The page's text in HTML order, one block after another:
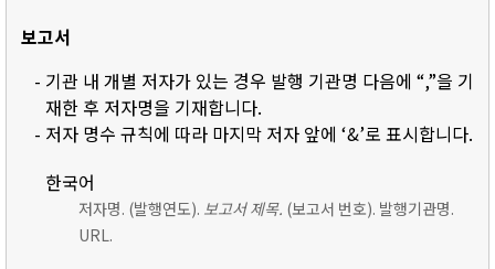
보고서
- 기관 내 개별 저자가 있는 경우 발행 기관명 다음에 “,”을 기
재한 후 저자명을 기재합니다.
- 저자 명수 규칙에 따라 마지막 저자 앞에 ‘&’로 표시합니다.
한국어
저자명. (발행연도). 보고서 제목. (보고서 번호). 발행기관명.
URL.